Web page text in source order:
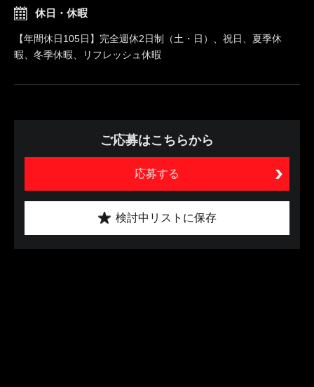
休日・休暇
【年間休日105日】完全週休2日制（土・日）、祝日、夏季休
暇、冬季休暇、リフレッシュ休暇
ご応募はこちらから
応募する
検討中リストに保存